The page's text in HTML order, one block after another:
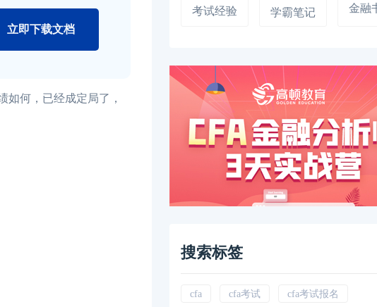
立即下载文档
何，已经成定局了，
考试经验 学霸笔记 金融
搜索标签
cfa cfa考试 cfa考试报名